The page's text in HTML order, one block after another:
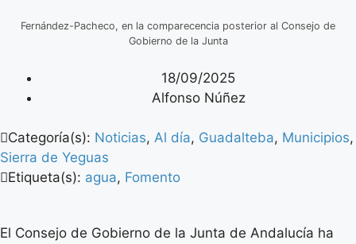
Fernández-Pacheco, en la comparecencia posterior al Consejo de
Gobierno de la Junta
18/09/2025
Alfonso Núñez
Categoría(s): Noticias, Al día, Guadalteba, Municipios,
Sierra de Yeguas
Etiqueta(s): agua, Fomento
El Consejo de Gobierno de la Junta de Andalucía ha